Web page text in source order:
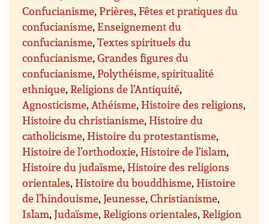
Confucianisme,Prières,Fêtes et pratiques du
confucianisme,Enseignement du
confucianisme,Textes spirituels du
confucianisme,Grandes figures du
confucianisme,Polythéisme, spiritualité
ethnique,Religions de l’Antiquité,
Agnosticisme, Athéisme,Histoire des religions,
Histoire du christianisme,Histoire du
catholicisme,Histoire du protestantisme,
Histoire de l’orthodoxie,Histoire de l’islam,
Histoire du judaïsme,Histoire des religions
orientales,Histoire du bouddhisme,Histoire
de l’hindouisme,Jeunesse,Christianisme,
Islam,Judaïsme,Religions orientales,Religion